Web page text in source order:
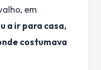
em
a ir para casa,
costumava